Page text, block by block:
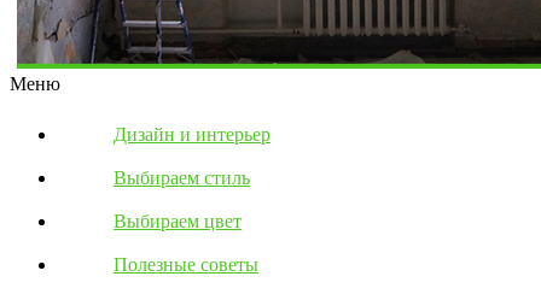
Меню
Дизайн и интерьер
Выбираем стиль
Выбираем цвет
Полезные советы